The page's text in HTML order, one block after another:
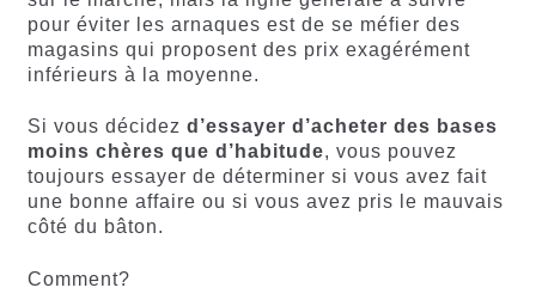
pour éviter les arnaques est de se méfier des
magasins qui proposent des prix exagérément
inférieurs à la moyenne.
Si vous décidez d’essayer d’acheter des bases
moins chères que d’habitude, vous pouvez
toujours essayer de déterminer si vous avez fait
une bonne affaire ou si vous avez pris le mauvais
côté du bâton.
Comment?